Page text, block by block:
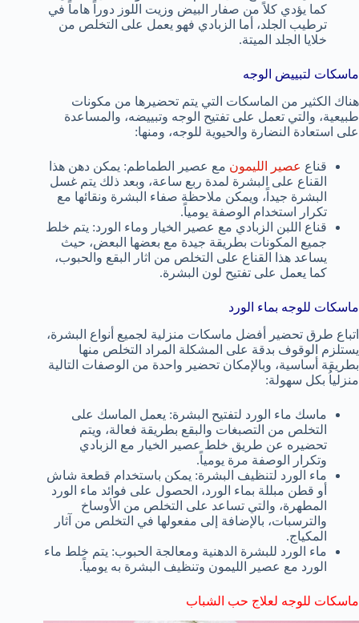
كما يؤدي كلاً من صفار البيض وزيت اللوز دوراً هاماً في
ترطيب الجلد، أما الزبادي فهو يعمل على التخلص من
خلايا الجلد الميتة.
ماسكات لتبييض الوجه
هناك الكثير من الماسكات التي يتم تحضيرها من مكونات
طبيعية، والتي تعمل على تفتيح الوجه وتبييضه، والمساعدة
على استعادة النضارة والحيوية للوجه، ومنها:
قناع عصير الليمون مع عصير الطماطم: يمكن دهن هذا
القناع على البشرة لمدة ربع ساعة، وبعد ذلك يتم غسل
البشرة جيداً، ويمكن ملاحظة صفاء البشرة ونقائها مع
تكرار استخدام الوصفة يومياً.
قناع اللبن الزبادي مع عصير الخيار وماء الورد: يتم خلط
جميع المكونات بطريقة جيدة مع بعضها البعض، حيث
يساعد هذا القناع على التخلص من اثار البقع والحبوب،
كما يعمل على تفتيح لون البشرة.
ماسكات للوجه بماء الورد
اتباع طرق تحضير أفضل ماسكات منزلية لجميع أنواع البشرة،
يستلزم الوقوف بدقة على المشكلة المراد التخلص منها
بطريقة أساسية، وبالإمكان تحضير واحدة من الوصفات التالية
منزلياُ بكل سهولة:
ماسك ماء الورد لتفتيح البشرة: يعمل الماسك على
التخلص من التصبغات والبقع بطريقة فعالة، ويتم
تحضيره عن طريق خلط عصير الخيار مع الزبادي
وتكرار الوصفة مرة يومياً.
ماء الورد لتنظيف البشرة: يمكن باستخدام قطعة شاش
أو قطن مبللة بماء الورد، الحصول على فوائد ماء الورد
المطهرة، والتي تساعد على التخلص من الأوساخ
والترسبات، بالإضافة إلى مفعولها في التخلص من آثار
المكياج.
ماء الورد للبشرة الدهنية ومعالجة الحبوب: يتم خلط ماء
الورد مع عصير الليمون وتنظيف البشرة به يومياً.
ماسكات للوجه لعلاج حب الشباب